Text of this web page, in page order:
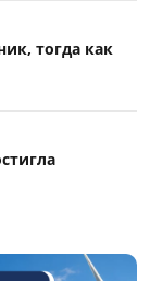
тогда как